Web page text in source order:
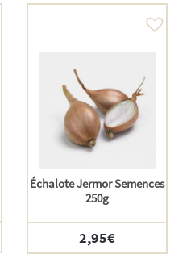
Échalote Jermor Semences
250g
2,95€